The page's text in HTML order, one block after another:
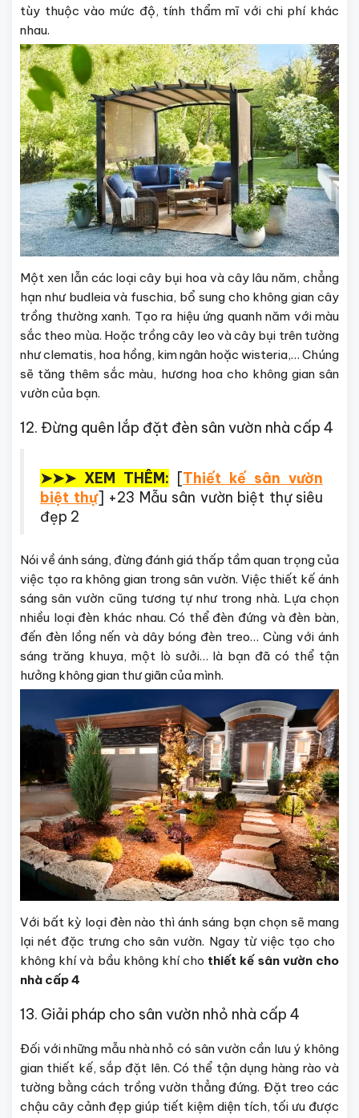
tùy thuộc vào mức độ, tính thẩm mĩ với chi phí khác
nhau.
Một xen lẫn các loại cây bụi hoa và cây lâu năm, chẳng
hạn như budleia và fuschia, bổ sung cho không gian cây
trồng thường xanh. Tạo ra hiệu ứng quanh năm với màu
sắc theo mùa. Hoặc trồng cây leo và cây bụi trên tường
như clematis, hoa hồng, kim ngân hoặc wisteria,… Chúng
sẽ tăng thêm sắc màu, hương hoa cho không gian sân
vườn của bạn.
12. Đừng quên lắp đặt đèn sân vườn nhà cấp 4
➤➤➤ XEM THÊM: [Thiết kế sân vườn
biệt thự] +23 Mẫu sân vườn biệt thự siêu
đẹp 2
Nói về ánh sáng, đừng đánh giá thấp tầm quan trọng của
việc tạo ra không gian trong sân vườn. Việc thiết kế ánh
sáng sân vườn cũng tương tự như trong nhà. Lựa chọn
nhiều loại đèn khác nhau. Có thể đèn đứng và đèn bàn,
đến đèn lồng nến và dây bóng đèn treo… Cùng với ánh
sáng trăng khuya, một lò sưởi… là bạn đã có thể tận
hưởng không gian thư giãn của mình.
Với bất kỳ loại đèn nào thì ánh sáng bạn chọn sẽ mang
lại nét đặc trưng cho sân vườn. Ngay từ việc tạo cho ​​
không khí và bầu không khí cho thiết kế sân vườn cho
nhà cấp 4
13. Giải pháp cho sân vườn nhỏ nhà cấp 4
Đối với những mẫu nhà nhỏ có sân vườn cần lưu ý không
gian thiết kế, sắp đặt lên. Có thể tận dụng hàng rào và
tường bằng cách trồng vườn thẳng đứng. Đặt treo các
chậu cây cảnh đẹp giúp tiết kiệm diện tích, tối ưu được